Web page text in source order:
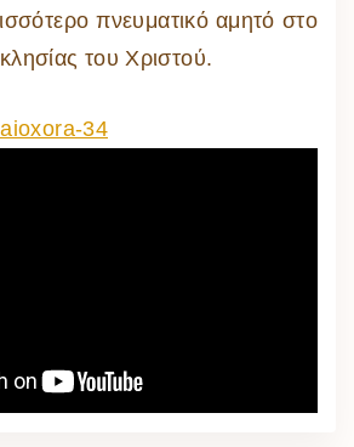
πνευματικό αμητό στο
του Χριστού.